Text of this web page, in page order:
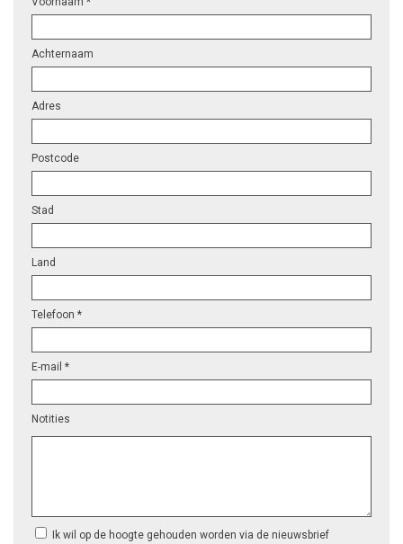
Achternaam
Adres
Postcode
Stad
Land
Telefoon *
E-mail *
Notities
Ik wil op de hoogte gehouden worden via de nieuwsbrief